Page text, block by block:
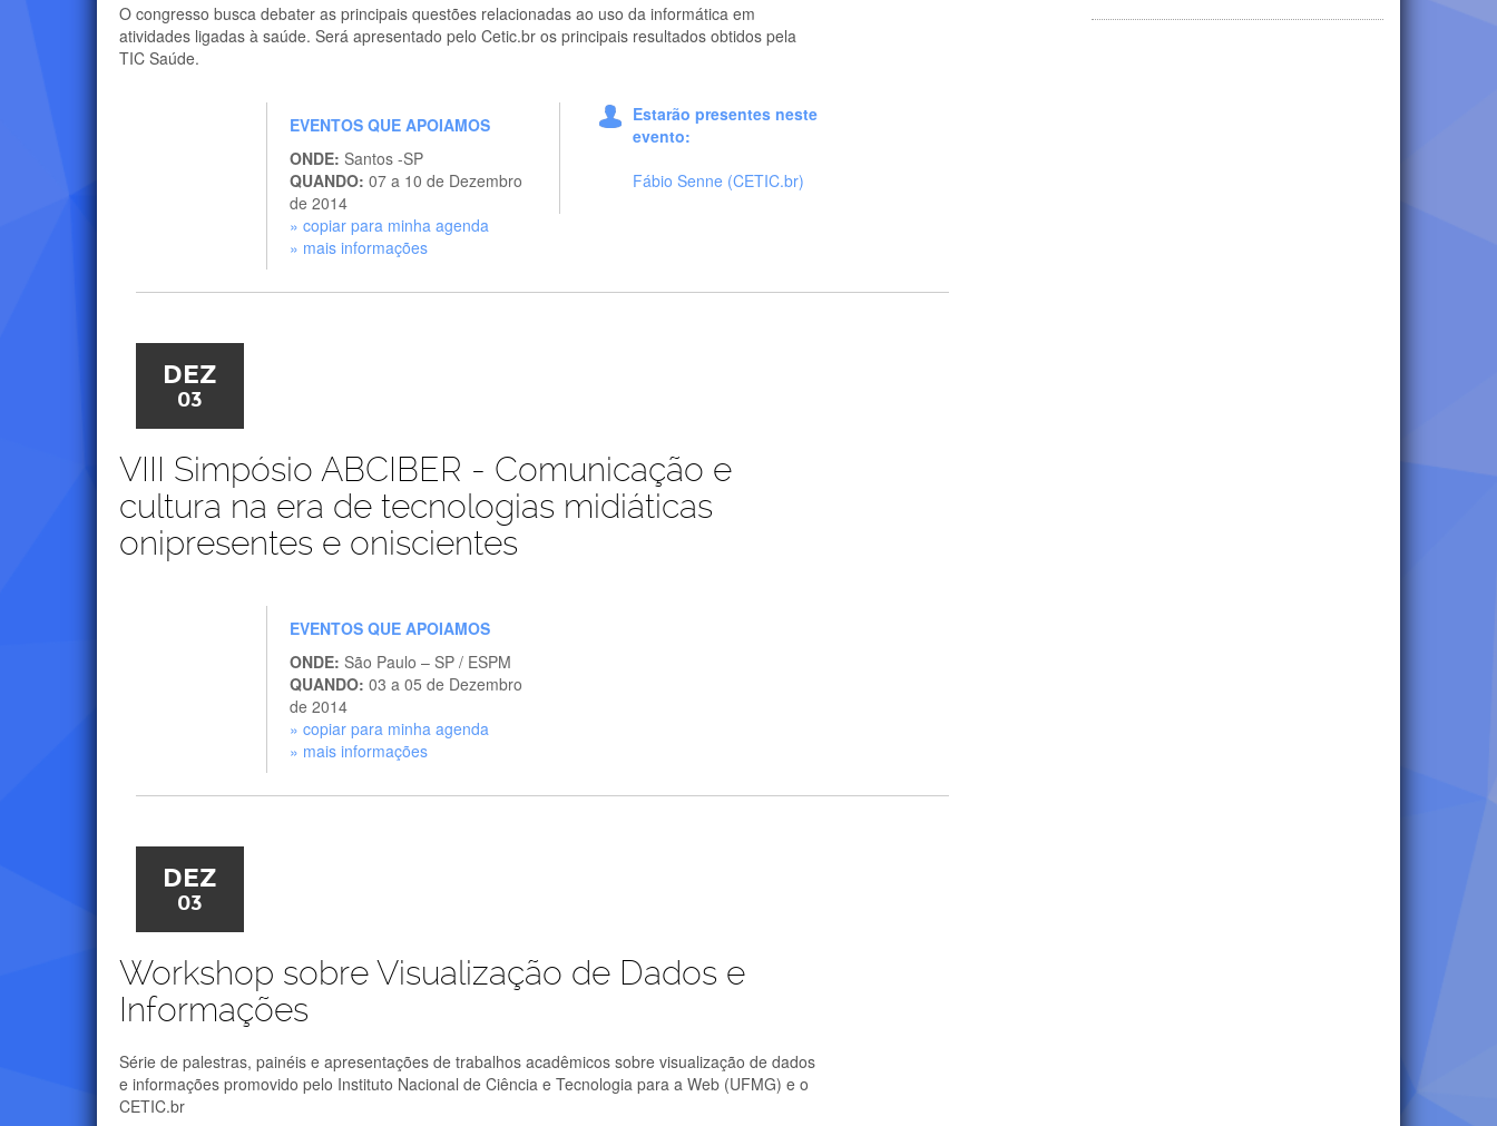
O congresso busca debater as principais questões relacionadas ao uso da informática em
atividades ligadas à saúde. Será apresentado pelo Cetic.br os principais resultados obtidos pela
TIC Saúde.
EVENTOS QUE APOIAMOS
ONDE: Santos -SP
QUANDO: 07 a 10 de Dezembro
de 2014
» copiar para minha agenda
» mais informações
Estarão presentes neste
evento:
Fábio Senne (CETIC.br)
DEZ
03
VIII Simpósio ABCIBER - Comunicação e
cultura na era de tecnologias midiáticas
onipresentes e oniscientes
EVENTOS QUE APOIAMOS
ONDE: São Paulo – SP / ESPM
QUANDO: 03 a 05 de Dezembro
de 2014
» copiar para minha agenda
» mais informações
DEZ
03
Workshop sobre Visualização de Dados e
Informações
Série de palestras, painéis e apresentações de trabalhos acadêmicos sobre visualização de dados
e informações promovido pelo Instituto Nacional de Ciência e Tecnologia para a Web (UFMG) e o
CETIC.br